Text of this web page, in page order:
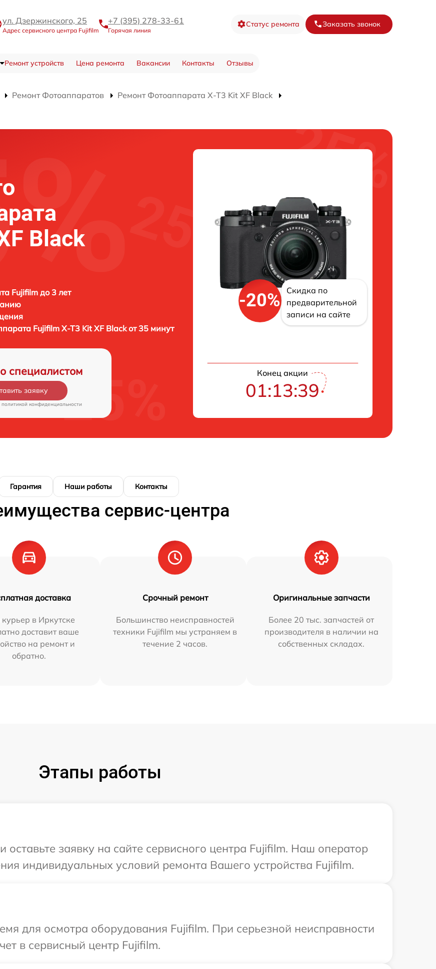
ул. Дзержинского, 25
Адрес сервисного центра Fujifilm
+7 (395) 278-33-61
Горячая линия
Статус ремонта Заказать звонок
Ремонт устройств Цена ремонта Вакансии Контакты Отзывы
Ремонт Фотоаппаратов
Ремонт Фотоаппарата X-T3 Kit XF Black
Black
Fujifilm до 3 лет
Fujifilm X-T3 Kit XF Black от 35 минут
специалистом
заявку
политикой конфиденциальности
-20%
Скидка по
предварительной
записи на сайте
Конец акции
01:13:38
Гарантия Наши работы Контакты
сервис-центра
доставка
в Иркутске
доставит ваше
на ремонт и
обратно.
Срочный ремонт
Большинство неисправностей
техники Fujifilm мы устраняем в
течение 2 часов.
Оригинальные запчасти
Более 20 тыс. запчастей от
производителя в наличии на
собственных складах.
Этапы работы
заявку на сайте сервисного центра Fujifilm. Наш оператор
индивидуальных условий ремонта Вашего устройства Fujifilm.
для осмотра оборудования Fujifilm. При серьезной неисправности
в сервисный центр Fujifilm.